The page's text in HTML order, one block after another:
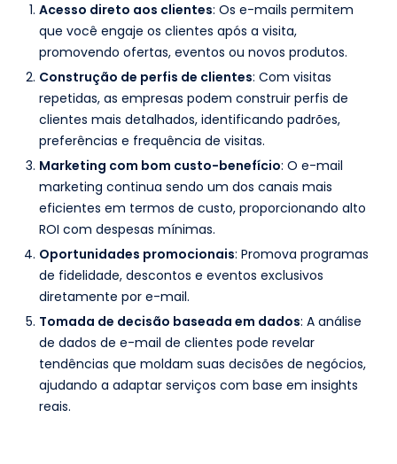
Acesso direto aos clientes: Os e-mails permitem
que você engaje os clientes após a visita,
promovendo ofertas, eventos ou novos produtos.
Construção de perfis de clientes: Com visitas
repetidas, as empresas podem construir perfis de
clientes mais detalhados, identificando padrões,
preferências e frequência de visitas.
Marketing com bom custo-benefício: O e-mail
marketing continua sendo um dos canais mais
eficientes em termos de custo, proporcionando alto
ROI com despesas mínimas.
Oportunidades promocionais: Promova programas
de fidelidade, descontos e eventos exclusivos
diretamente por e-mail.
Tomada de decisão baseada em dados: A análise
de dados de e-mail de clientes pode revelar
tendências que moldam suas decisões de negócios,
ajudando a adaptar serviços com base em insights
reais.